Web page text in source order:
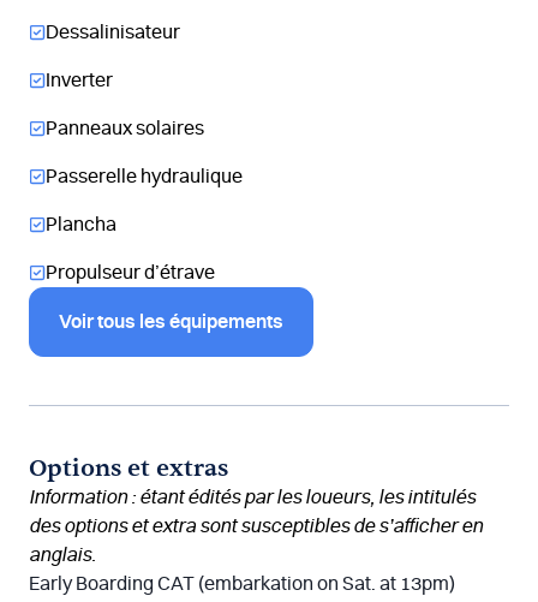
Dessalinisateur
Inverter
Panneaux solaires
Passerelle hydraulique
Plancha
Propulseur d’étrave
Voir tous les équipements
Options et extras
Information : étant édités par les loueurs, les intitulés
des options et extra sont susceptibles de s’afficher en
anglais.
Early Boarding CAT (embarkation on Sat. at 13pm)